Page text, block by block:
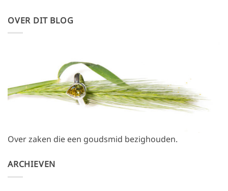
OVER DIT BLOG
Over zaken die een goudsmid bezighouden.
ARCHIEVEN